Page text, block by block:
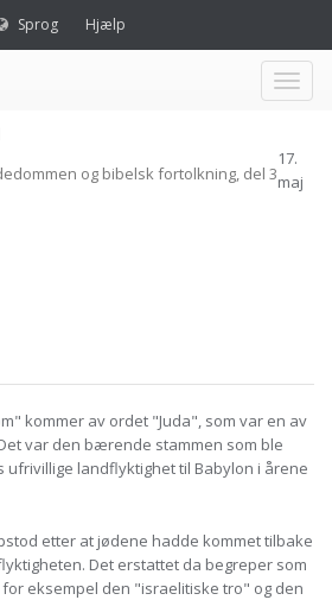
Sprog Hjælp
Toggle
og bibelsk fortolkning, del 3
17.
maj
kommer av ordet "Juda", som var en av
var den bærende stammen som ble
ufrivillige landflyktighet til Babylon i årene
etter at jødene hadde kommet tilbake
Det erstattet da begreper som
eksempel den "israelitiske tro" og den